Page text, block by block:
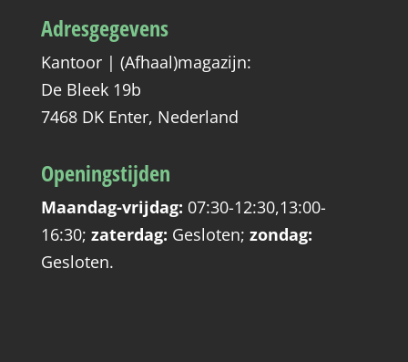
Adresgegevens
Kantoor | (Afhaal)magazijn:
De Bleek 19b
7468 DK Enter, Nederland
Openingstijden
Maandag-vrijdag: 07:30-12:30,13:00-
16:30; zaterdag: Gesloten; zondag:
Gesloten.